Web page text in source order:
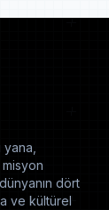
dört
ve kültürel